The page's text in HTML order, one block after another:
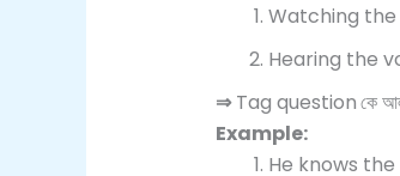
Watching
Hearing the
⇒Tag questionকে
Example:
He knows